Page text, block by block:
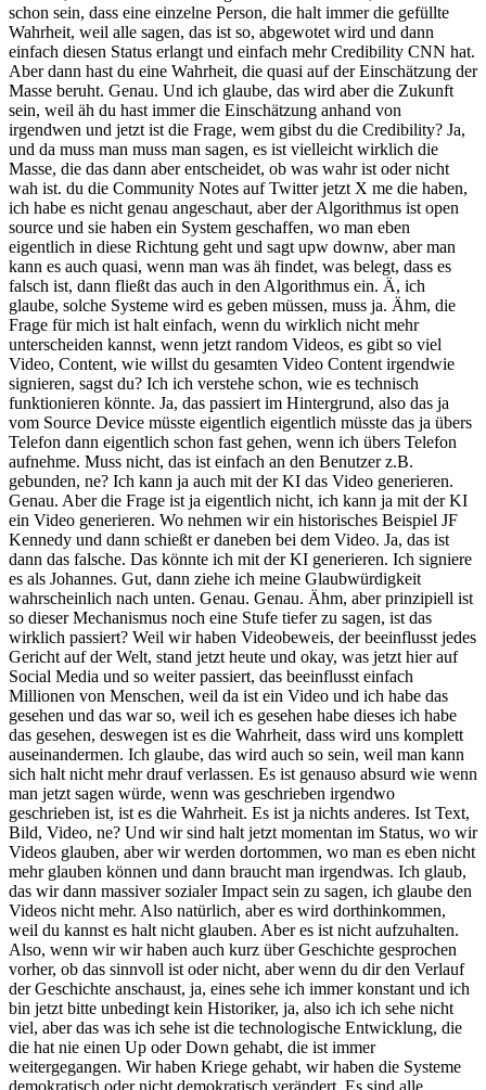
ehabt, wir haben die Systeme demokratisch oder nicht demokratisch verändert. Es sind alle möglichen Entscheidungen getroffen worden, ähm die Menschen betroffen haben, aber die technologische Entwicklung, die ist immer vorangegangen. Deswegen bin ich zu 100% der Chor, das wird zu 100% kommen. Wie wir uns dann drauf einstellen und was das mit uns macht, das ist glaube ich die spannende Geschichte und kleine Story aus dem N letztes Wochenende mein Cousin ca. 65 jetzt in der Pension. Ähm Familie aus Tirol, ich er schaut zu, deswegen schöne Grüße. Ähm und da ging's um die Diskussion ähm Leistung und Schüler. Er war lange Lehrer, ja ähm und ob ob das jetzt eine Leistung ist oder keine Leistung ist. Und ich glaube das Thema mit Leistung und Wert in Kombination mit KI wird uns auch ziemlich zersetzen, weil wenn der Roboter kommt, der KI gesteuert ist und das Feld bestellt und die Kartoffeln erntet und und auf den Masten rauf klettert und äh die die Handymasten repariert, was Schwerstarbeit ist, was gefährlich ist für Menschen, für ein Roboter, wenn er runterfallt, ja, dann ist er runtergefallen. Ähm und die Grenzkosten gehen meiner Meinung noch gegen null. Ähm und dann wird die Frage sein, wie bemäße ich den Wert von der Zeit, den die Menschen arbeiten? Und das war für ihn einfach überhaupt nicht vorstellbar. Und ich glaube, es ist für sehr, sehr viele Menschen da draußen überhaupt nicht vorstellbar, dass wir gerade auf dem Weg sind und ich weiß gar nicht, wie lang wie lange wird's dauern, bis man dahinkommen. Ob es jetzt z F oder 10 Jahre sind. In the Grand Scheme of History ist es eh völlig egal. Das ist einmal so. Ja. Ähm, wir werden dahinkommen, dass äh die Kosten von bestimmten Produkten, Artikeln über Automation und über KI einfach gegen null gehen werden. Ja, und dann ist die Frage, was macht man den ganzen Tag? Ja, das ist eine gute Frage und ich hoffe ich hoffe, das stellen diese Frage stellen sich auch die Leute, die das äh dann zu Mitentscheiden haben, äh vielleicht in höheren Positionen. Es es wird so kommen, meiner Meinung nach auch. Ich sehe das genauso. Ähm, die Arbeitsplätze werden nicht mehr da sein für alle aus welchen Gründen auch immer, meistens wahrscheinlich wirtschaftliche Gründe. Es macht halt keinen Sinn mehr für diesen Job einen Menschen einzusetzen, weil zu riskant, weil zu teuer, weil einfach nicht effizient genug. Ähm und damit werden einfach viele Leute dann den Job verlieren und dieses Mal aber nicht so wie be der sonstigen Industrialisierung etc. einfach den Job wechsel in ein anderes Gebiet. Das sehe ich diesmal halt einfach nicht und das heißt, die Leute müssen sich irgendwie anders beschäftigen. Die Frage ist, wie? Ich glaube, es wird schon krasse Nischen geben, die menschlich besetzt werden, aber so viele werden es nicht sein, weil wie viele Menschen reden man da also von der breiten Gesellschaft weltweit, die solche Standardjobs macht. Ich glaube in manchen Branchen hast du dieses überall, wo du Mensch zu Mensch hast, was wertstifte, diese empathische emotionale Komponente, Vertrieb, die Kundenbindung, Investoren suchen, die die diese emotionalen Komponenten, wo Mensch zu Mensch eine Rolle spielt, das wird wichtig. Aber ob das so viele sind, bezweifle ich sehr sehr stark. Ja, und nicht einmal da weiß ich nicht, ob ich das sehe, ob z.B. Be Investoren suche können äh KI in der Zukunft sicher viel besser einschätzen und äh die Entscheidung viel besser treffen. Die Investoren werden auch die KI verwenden und die Investoren werden sagen, die 400.000 Pitchtecks, die fahren wir einfach durchaut automatisiert und dann schaue ich mal die Zeh an. Genau. Also selbst da bei allem, was halt so ist, sehe ich das eher nicht. Ich sehe es noch eher der Kellner, der vielleicht das Essen bringt, weil man als Mensch einfach das nicht vom Roboter gebracht. Also man will nicht, dass einem der Roboter das Essen bringt unter Umständen, weil das gehört einfach so dazu. Aber auch da vielleicht ändert sich das komplett und vielleicht auch mit der Entwicklung, die gerade voranreet, vor allem in China, wenn man sich das anschaut. Ich war jetzt letztens eingeladen bei einer Sitzung, da ist eben auch so bisschen Zukunft in Österreich gegangen, Jahr 2030 da ich me die Zukunft anschauen will, braucht man eigentlich nur nach China schauen momentan. Ich glaube, das hat kriegt man recht guten Einblick, wie es sein wird oder könnte bei uns. Ähm, ich sag nicht, dass China jetzt alles richtig macht, ja, ich sag nur, dass was Zukunft betrifft, die halt relativ weit voren sind und wenn wir das bei uns so hinkriegen wie dort, dann sind wir eh noch gut dabei. Äh ansonsten wär wir schon re abgehängt hier in Europa. Wie siehst du das? Ja, nicht gut. ähm ganz ganz äh offensichtlich äh ich glaube das das z.B. dieses AI Race äh was das jetzt groß ist, das ist schon ausgemacht zwischen USA und China. Da hört man immer na, wenn man da noch Förderungen und da noch und dann bauen wir da das Lustigste, was ich je gehört habe, war in letzter Zeit, ja, dann machen wir für 20 Millionen einen AI Hub in Österreich und dann habe ich mir so gedacht so 20 Millionen, ich bin wie ich zu dem Treffen hingefahren bin, habe ich in der U-Bahn gelesen, dass gerade ich müsste jetzt lügen, wie was Meter hat Kiert von Apple um eine Milliarde den einen Entwickler ich glaub das ich glaub ja Meter hat geheiert und ich glaube das der Deal war 100 Millionen zuerst und dann Ja 24\. Ja und er gesagt, nein. Ja. Und dann hat er mit Zuckerberg geredet und dann hat haben sie sich 250 Millionen. Ich weiß nicht wie viel Jahre und wie viel akti sind, aber ein Entwickler 250 Millionen Zeitraum völlig egal. Ja, das ist NBA Kategorie oder wahrscheinlich mehr und die die wissen halt die wissen ganz genau, das Thema bringt mir so und so viel Milliarden. Du kannst nur in einem Team arbeiten. Das AI Team von Meter sind irgendwie sieben Leute. Ja, du kannst jetzt da nicht 50 machen, so wie jetzt hier Volkswagen und unsere großen Konzerne sagen, dann nehmen wir 250 Programmierer. Und sie haben erkannt und das sage ich auch sehr oft jeden Tag zu potenziellen Kunden, wenn ihr ein AI Projekt macht, habt sie wirklich Programmierer oder habt sie Data Scient/ Machinearning Engineers/KI Entwickler, weil die einen können 100 Millionen verdienen und die anderen werden weg automatisiert und das ist oft immer auch so zu zur Fördersteller hin so das Thema, die fragen dann schon auch nach, kann der auch wirklich das und das und das und so viele gibt's da nicht in Österreich, muss ich ganz offen sagen. Ja. Ja, warum auch, wenn man die Gehälte woandersieht, ne? Also, das ist eh ganz verständlich und äh die Gelter können halt nur zahlt werden, weil ich glaube, es ist ganz offensichtlich, es ist dieses Mal wieder so ein winner Tex all. So absolut und so. Und jetzt es geht jetzt drum, wer wer macht's macht's Ome macht's Facebook macht's der Elon, wer wird zum Schluss der Gewinner, dass jeder verwendt? Chat GPD mit, also OP mit Chat GPD hat diesen Startvorteil, das kennt jeder, wenn es zu jemand sagst und verwendest bei Black City auch schon. Das ist schon das ist schon fast. Das kennt schon keiner mehr. Grock, das kannst schon g, das ist so, die haben diesen Startvorteil und jetzt ist die Frage, halten es den, dass zeigen, ich glaube, dass es sogar noch eine Ebene höher ist, das ist wirklich China, USA und ich glaube der Schlüssel zu dem ganzen ist hal einfach Energy Prices, also Preis von Energie und ich glaube das wissen die Amerikaner jetzt, das wissen die Chinesen und die Chinesen sagen mal alle boah, die sind so böse, die haben so viel, die haben so viel Kohlekraftwerke und die bauen auch neuer und das stimmt auch, also die die fahren da rein mit die haben aber also die fahren rein mit schmutziger Energie, aber gleichzeitig mit Solarenergie, weil sie weil sie alles gleichze machen. Sie machen nicht entweder oder sie machen und die brauchen diese Kohlekraftwerke, um die Transition zu Solar zu schaffen. Das ist die müssen das gerade so machen. Die wissen, dass das die werden irgendwann auf Solar umsteigen, aber die müssen gerade mit Kohlekraft um diesen Solarumstieg zu schaffen. Ja. Ja. Und du brauchst so viel Energie für die um die um die KI Systeme zu trainieren. Und meine Ansicht ist, dass der der gewinnt und das werden die Amis oder die Chinesen sein, die Amis haben vielleicht die Nase jetzt ein bisschen vorne. Who knows? Ja. Ähm die die das gewinnen, die zementieren die Vorherrschaft geopolitisch auf der Welt für nächsten 40 Jahre ein 100%. Der zieht that's the game und alle System untergadet. Das ist meine Sicht auf das. Ja, hundertprozentig sehe ich genauso. Das zweite Race wird dann Robotik sein. Genau, das sind so diese zwei Faktoren, die ineinander greifen. AI ist jetzt mal das Wichtige. Das braucht man dann auch noch, um die Roboter zu trainieren. Ähm, da wird wahrscheinlich China oder USA wieder den ersten Platz machen. Ich sehe es in Europa nicht mit Roboter. Ich sehe es, also ich sehe es auch nicht. Aber was könnten wir jetzt in Europa noch machen, um das Ding umzudrehen? Keine Ahnung. Ich sag's ganz offen und ehrlich, ich habe drüber nachdacht. Nicht, dass ich was ändern könnte jetzt wahrscheinlich, aber ich glaube einfach der Zug ist abgef, also ich höre immer sehr stark, wir sind in Europa die, also wir wir sind vom Research her, ja, von der Grundlagenforschung, von dem was aus den Universitäten rauskommt, extrem weit. Ja, und ich sehe das halt immer aus dieser Agilan Softwareentwicklungsschiene und was wir halt produzieren sind Studien und und Research und Dokumente am Ende des Tages. Und wenn du full Lean gehst, Production Lean heißt Document ist waste, also kein Output. Es kommt keine Firma raus, es kommt kein Produkt am eines Tages raus und auch wenn wir im Research die allerbesten sind, bringt uns das de facto gerade nichts. Ja, sehe ich, sehe ich ähnlich. Sehe ich genauso. Ich habe keine keine Lösung auf das Problem. Äh, ich weiß nicht, ob es ein Problem ist, dass w